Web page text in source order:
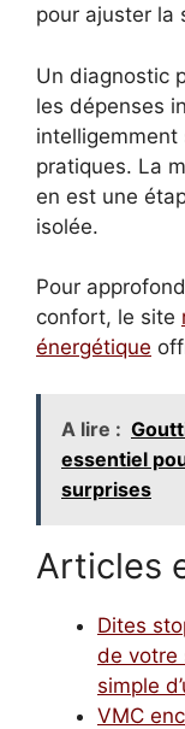
pour ajuster la
Un diagnostic
les dépenses
intelligemment
pratiques. La
en est une
isolée.
Pour
confort, le site
énergétique
A lire :
essentiel
surprises
Articles
Dites
de votre
simple
VMC